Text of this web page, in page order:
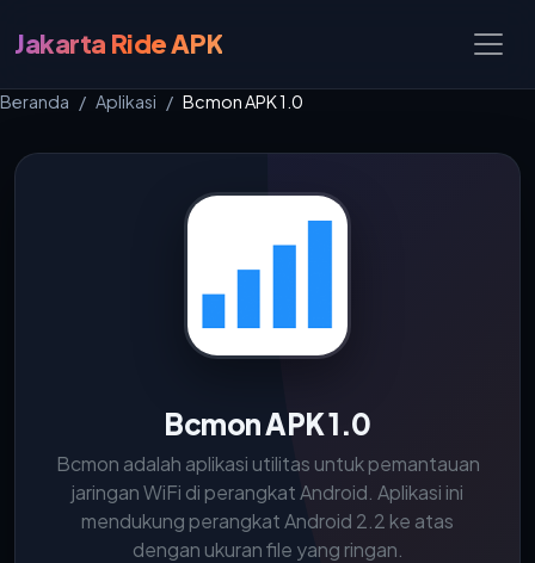
Jakarta Ride APK
Beranda Aplikasi Bcmon APK 1.0
Bcmon APK 1.0
Bcmon adalah aplikasi utilitas untuk pemantauan
jaringan WiFi di perangkat Android. Aplikasi ini
mendukung perangkat Android 2.2 ke atas
dengan ukuran file yang ringan.